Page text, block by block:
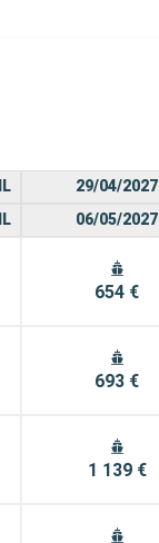
29/04/2027
06/05/2027
654 €
693 €
1 139 €